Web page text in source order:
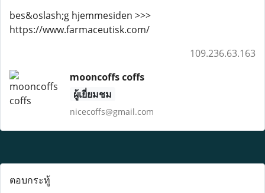
bes&oslash;g hjemmesiden >>>
https://www.farmaceutisk.com/
109.236.63.163
mooncoffs coffs
ผู้เยี่ยมชม
nicecoffs@gmail.com
ตอบกระทู้